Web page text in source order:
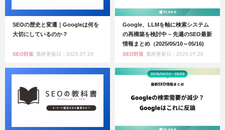
SEOの歴史と変遷｜Googleは何を
大切にしているのか？
SEO対策 最終更新日：2025.07.29
Google、LLMを軸に検索システム
の再構築を検討中 – 先週のSEO最新
情報まとめ（2025/05/10～05/16)
SEO対策 最終更新日：2025.07.29